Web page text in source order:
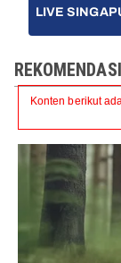
LIVE